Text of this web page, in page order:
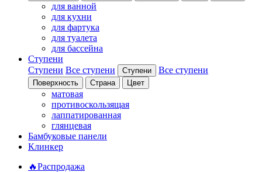
для ванной
для кухни
для фартука
для туалета
для бассейна
Ступени
Ступени Все ступени Ступени Все ступени
Поверхность Страна Цвет
матовая
противоскользящая
лаппатированная
глянцевая
Бамбуковые панели
Клинкер
🔥Распродажа